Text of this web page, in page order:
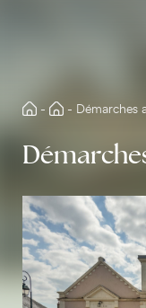
- - Démarches